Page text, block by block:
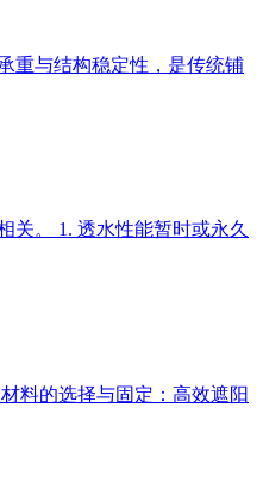
重与结构稳定性，是传统铺
关。 1. 透水性能暂时或永久
料的选择与固定：高效遮阳